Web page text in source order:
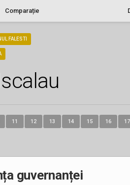
Comparație
FALESTI
11 12 13 14 15 16 17
guvernanței